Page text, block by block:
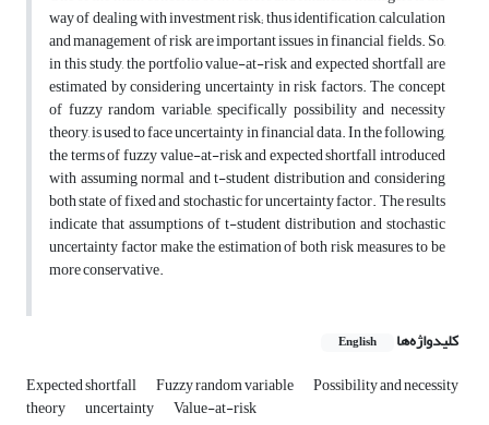
way of dealing with investment risk; thus identification, calculation
and management of risk are important issues in financial fields. So,
in this study, the portfolio value-at-risk and expected shortfall are
estimated by considering uncertainty in risk factors. The concept
of fuzzy random variable, specifically possibility and necessity
theory, is used to face uncertainty in financial data. In the following,
the terms of fuzzy value-at-risk and expected shortfall introduced
with assuming normal and t-student distribution and considering
both state of fixed and stochastic for uncertainty factor. The results
indicate that assumptions of t-student distribution and stochastic
uncertainty factor make the estimation of both risk measures to be
more conservative.
کلیدواژه‌ها English
Expected shortfall Fuzzy random variable Possibility and necessity
theory uncertainty Value-at-risk